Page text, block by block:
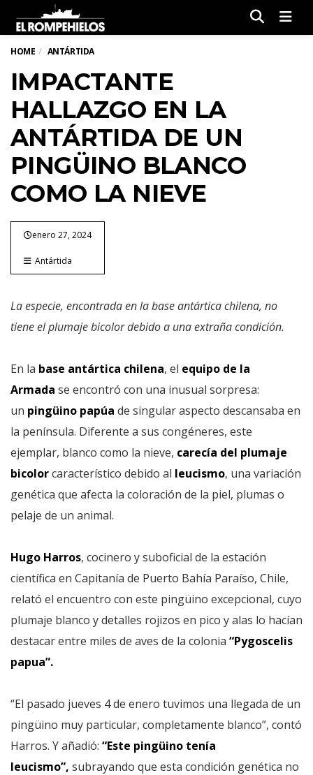
HOME ANTÁRTIDA
IMPACTANTE
HALLAZGO EN LA
ANTÁRTIDA DE UN
PINGÜINO BLANCO
COMO LA NIEVE
enero 27, 2024
Antártida
La especie, encontrada en la base antártica chilena, no
tiene el plumaje bicolor debido a una extraña condición.
En la base antártica chilena, el equipo de la
Armada se encontró con una inusual sorpresa:
un pingüino papúa de singular aspecto descansaba en
la península. Diferente a sus congéneres, este
ejemplar, blanco como la nieve, carecía del plumaje
bicolorcaracterístico debido al leucismo, una variación
genética que afecta la coloración de la piel, plumas o
pelaje de un animal.
Hugo Harros, cocinero y suboficial de la estación
científica en Capitanía de Puerto Bahía Paraíso, Chile,
relató el encuentro con este pingüino excepcional, cuyo
plumaje blanco y detalles rojizos en pico y alas lo hacían
destacar entre miles de aves de la colonia “Pygoscelis
papua”.
“El pasado jueves 4 de enero tuvimos una llegada de un
pingüino muy particular, completamente blanco”, contó
Harros. Y añadió: “Este pingüino tenía
leucismo”, subrayando que esta condición genética no